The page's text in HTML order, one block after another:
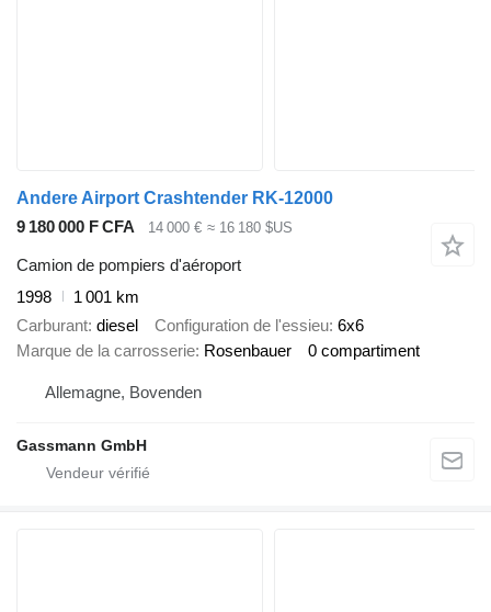
Andere Airport Crashtender RK-12000
9 180 000 F CFA
14 000 € ≈ 16 180 $US
Camion de pompiers d'aéroport
1998
1 001 km
Carburant diesel Configuration de l'essieu 6x6
Marque de la carrosserie Rosenbauer 0 compartiment
Allemagne, Bovenden
Gassmann GmbH